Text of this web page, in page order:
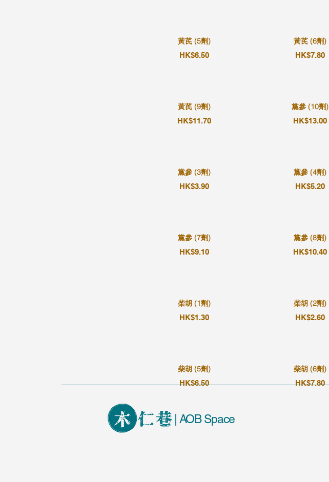
黃芪 (5劑)
HK$6.50
黃芪 (9劑)
HK$11.70
黨參 (3劑)
HK$3.90
黨參 (7劑)
HK$9.10
柴胡 (1劑)
HK$1.30
柴胡 (5劑)
HK$6.50
黃芪 (6劑)
HK$7.80
黨參 (10劑)
HK$13.00
黨參 (4劑)
HK$5.20
黨參 (8劑)
HK$10.40
柴胡 (2劑)
HK$2.60
柴胡 (6劑)
HK$7.80
| AOB Space